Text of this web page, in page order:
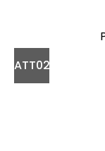
ATT02